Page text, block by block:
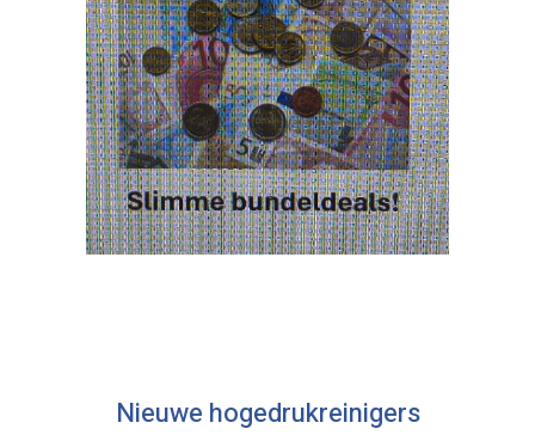
Nieuwe hogedrukreinigers